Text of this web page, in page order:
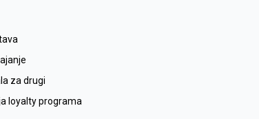
za drugi
loyalty programa